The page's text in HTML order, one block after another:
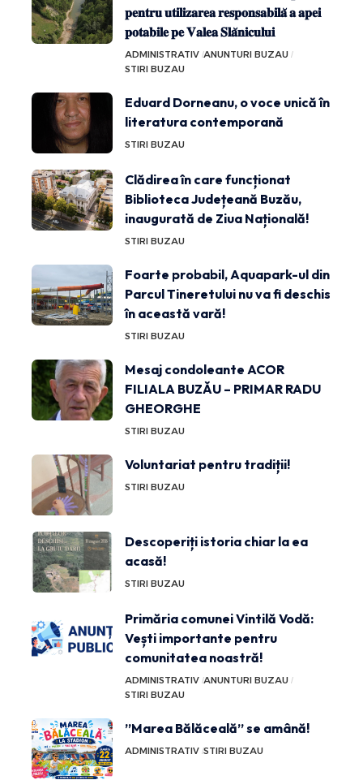
𝐩𝐞𝐧𝐭𝐫𝐮 𝐮𝐭𝐢𝐥𝐢𝐳𝐚𝐫𝐞𝐚 𝐫𝐞𝐬𝐩𝐨𝐧𝐬𝐚𝐛𝐢𝐥𝐚̆ 𝐚 𝐚𝐩𝐞𝐢
𝐩𝐨𝐭𝐚𝐛𝐢𝐥𝐞 𝐩𝐞 𝐕𝐚𝐥𝐞𝐚 𝐒𝐥𝐚̆𝐧𝐢𝐜𝐮𝐥𝐮𝐢
ADMINISTRATIV ANUNTURI BUZAU
STIRI BUZAU
Eduard Dorneanu, o voce unică în
literatura contemporană
STIRI BUZAU
Clădirea în care funcționat
Biblioteca Județeană Buzău,
inaugurată de Ziua Națională!
STIRI BUZAU
Foarte probabil, Aquapark-ul din
Parcul Tineretului nu va fi deschis
în această vară!
STIRI BUZAU
Mesaj condoleante ACOR
FILIALA BUZĂU – PRIMAR RADU
GHEORGHE
STIRI BUZAU
Voluntariat pentru tradiții!
STIRI BUZAU
Descoperiți istoria chiar la ea
acasă!
STIRI BUZAU
Primăria comunei Vintilă Vodă:
Vești importante pentru
comunitatea noastră!
ADMINISTRATIV ANUNTURI BUZAU
STIRI BUZAU
”Marea Bălăceală” se amână!
ADMINISTRATIV STIRI BUZAU